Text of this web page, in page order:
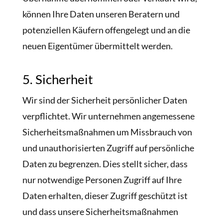
können Ihre Daten unseren Beratern und
potenziellen Käufern offengelegt und an die
neuen Eigentümer übermittelt werden.
5. Sicherheit
Wir sind der Sicherheit persönlicher Daten
verpflichtet. Wir unternehmen angemessene
Sicherheitsmaßnahmen um Missbrauch von
und unauthorisierten Zugriff auf persönliche
Daten zu begrenzen. Dies stellt sicher, dass
nur notwendige Personen Zugriff auf Ihre
Daten erhalten, dieser Zugriff geschützt ist
und dass unsere Sicherheitsmaßnahmen